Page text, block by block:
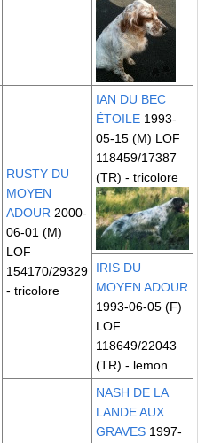
RUSTY DU
MOYEN
ADOUR 2000-
06-01 (M)
LOF
154170/29329
- tricolore
IAN DU BEC
ÉTOILE 1993-
05-15 (M) LOF
118459/17387
(TR) - tricolore
IRIS DU
MOYEN ADOUR
1993-06-05 (F)
LOF
118649/22043
(TR) - lemon
NASH DE LA
LANDE AUX
GRAVES 1997-